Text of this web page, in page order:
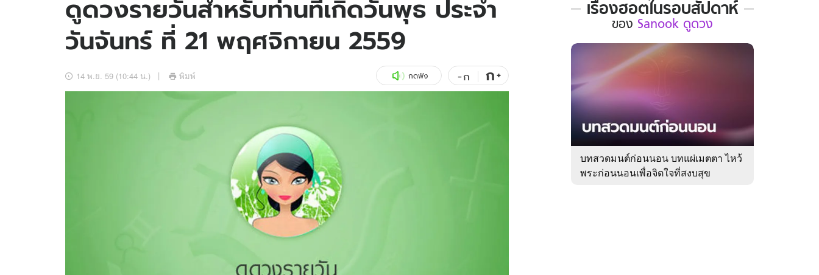
ข่าวบันเทิง
ข่าวกีฬา
ข่าวเศรษฐกิจ
อัปเดตจีน
เช็กข่าวชัวร์
สถิติหวยไทย
หวยลาว
วัยรุ่น
ไอที
รถยนต์
สุขภาพ
เที่ยว-กิน
ดูทีวี
WeTV
ติดตามสนุกโซเชียลได้ที่
ดูดวงรายวันสำหรับท่านที่เกิดวันพุธ ประจำ
วันจันทร์ ที่ 21 พฤศจิกายน 2559
14 พ.ย. 59 (10:44 น.) พิมพ์ กดฟัง -ก ก+
เรื่องฮอตในรอบสัปดาห์
เรื่อง
ใน
รอบ
ของ
Sanook
ดูด
ของ Sanook ดูดวง
บทสวดมนต์ก่อนนอน บทแผ่เมตตา ไหว้
พระก่อนนอนเพื่อจิตใจที่สงบสุข